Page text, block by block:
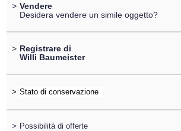
> Vendere
Desidera vendere un simile oggetto?
> Registrare di
Willi Baumeister
>
> Possibilità di offerte